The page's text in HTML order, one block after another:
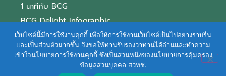
1 นาทีกับ BCG
BCG Delight Infographic
สื่อประชาสัมพันธ์
e-Book Series
ตัวอย่างธุรกิจ BCG
เว็บไซต์นี้มีการใช้งานคุกกี้ เพื่อให้การใช้งานเว็บไซต์เป็นไปอย่างราบรื่น
และเป็นส่วนตัวมากขึ้น จึงขอให้ท่านรับรองว่าท่านได้อ่านและทำความ
เข้าใจนโยบายการใช้งานคุกกี้ ซึ่งเป็นส่วนหนึ่งของนโยบายการคุ้มครอง
ข้อมูลส่วนบุคคล สวทช.